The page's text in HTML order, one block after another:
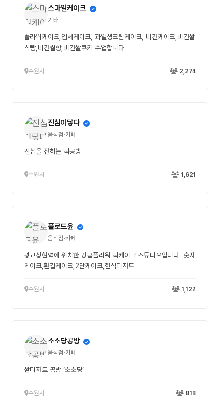
스마일케이크
기타
플라워케이크,입체케이크, 과일생크림케이크, 비건케이크,비건쌀
식빵,비건쌀빵,비건쌀쿠키 수업합니다
수원시 2,274
진심이닿다
음식점·카페
진심을 전하는 떡공방
수원시 1,621
플로드윤
음식점·카페
광교상현역에 위치한 앙금플라워 떡케이크 스튜디오입니다. 숫자
케이크,환갑케이크,2단케이크,한식디저트
수원시 1,122
소소당공방
음식점·카페
쌀디저트 공방 ‘소소당’
수원시 818